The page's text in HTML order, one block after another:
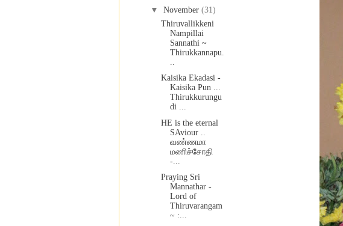
▼ November (31)
Thiruvallikkeni
Nampillai
Sannathi ~
Thirukkannapu.
Kaisika Ekadasi -
Kaisika Pun ...
Thirukkurungu
di ...
HE is the eternal
SAviour ..
வண்ணமா
மணிச்சோதி
-...
Praying Sri
Mannathar -
Lord of
Thiruvarangam
~ :...